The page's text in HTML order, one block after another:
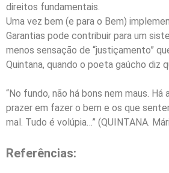
direitos fundamentais.
Uma vez bem (e para o Bem)
Garantias pode contribuir para um
menos sensação de “justiçamento”
Quintana, quando o poeta gaúcho diz
“No fundo, não há bons nem maus.
prazer em fazer o bem e os que
mal. Tudo é volúpia…” (QUINTANA.
Referências: